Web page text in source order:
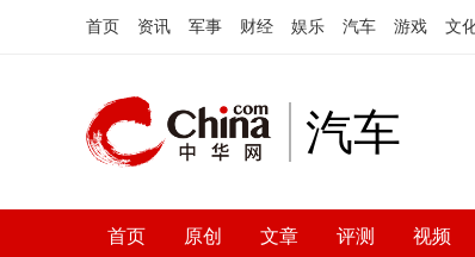
首页 资讯 军事 财经 娱乐 汽车 游戏 文
汽车
首页 原创 文章 评测 视频